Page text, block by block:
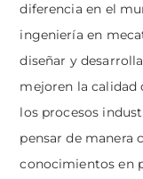
diferencia en el
ingeniería en
diseñar y
mejoren la calidad
los procesos
pensar de manera
conocimientos en